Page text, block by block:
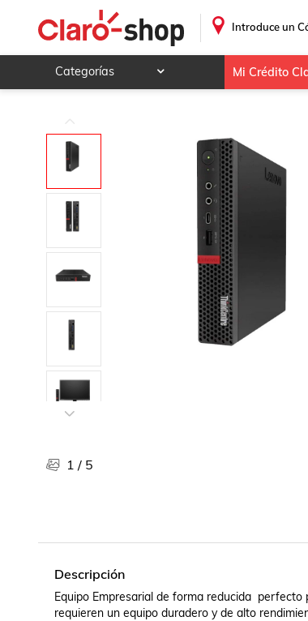
Introduce un
Categorías
Videojuegos
Hogar y jardín
Deportes y ocio
Animales y mascotas
Ferretería y autos
Mamá y bebé
Salud, belleza y cuidado personal
Joyería y relojes
Juegos y juguetes
Libros, revistas y comics
Películas, series de tv y música
Otras categorías
Súpermercado
Mi Crédito
1 / 5
Descripción
Equipo Empresarial de forma reducida
requieren un equipo duradero y de alto
PC Lenovo Tiny M720q Intel Core i5-8 con 8 GB y